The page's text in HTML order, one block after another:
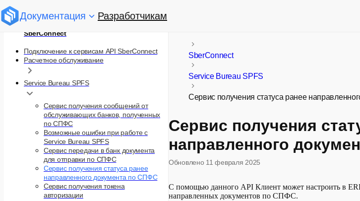
Документация Разработчикам
SberСonnect
Подключение к сервисам API SberConnect
Расчетное обслуживание
Service Bureau SPFS
Cервис получения сообщений от
обслуживающих банков, полученных
по СПФС
Возможные ошибки при работе c
Service Bureau SPFS
Сервис передачи в банк документа
для отправки по СПФС
Сервис получения статуса ранее
направленного документа по СПФС
Сервис получения токена
авторизации
SberConnect
Service Bureau SPFS
Сервис получения статуса ранее
Сервис получения
направленного
Обновлено 11 февраля 2025
C помощью данного API Клиент может настроить в
направленных документов по СПФС.